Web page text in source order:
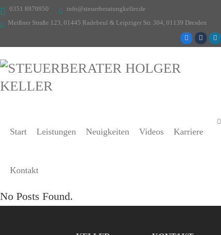
0351 8970950
info@steuerberatungkeller.de
Meißner Straße 123, 01445 Radebeul & Leipziger Str. 304, 01139 Dresden
Start Leistungen Neuigkeiten Videos Karriere
Kontakt
No Posts Found.